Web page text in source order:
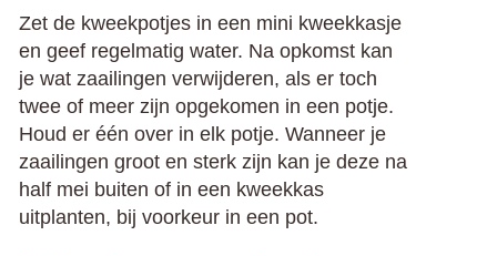
Zet de kweekpotjes in een mini kweekkasje
en geef regelmatig water. Na opkomst kan
je wat zaailingen verwijderen, als er toch
twee of meer zijn opgekomen in een potje.
Houd er één over in elk potje. Wanneer je
zaailingen groot en sterk zijn kan je deze na
half mei buiten of in een kweekkas
uitplanten, bij voorkeur in een pot.